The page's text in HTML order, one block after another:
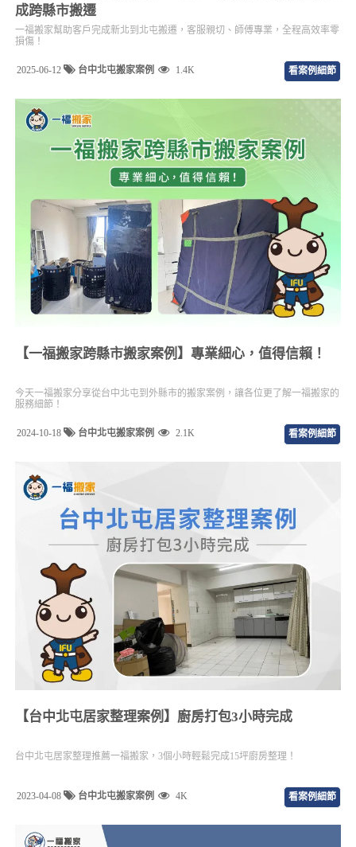
成跨縣市搬遷
一福搬家幫助客戶完成新北到北屯搬遷，客服親切、師傅專業，全程高效率零
損傷！
2025-06-12 台中北屯搬家案例 1.4K 看案例細節
【一福搬家跨縣市搬家案例】專業細心，值得信賴！
今天一福搬家分享從台中北屯到外縣市的搬家案例，讓各位更了解一福搬家的
服務細節！
2024-10-18 台中北屯搬家案例 2.1K 看案例細節
【台中北屯居家整理案例】廚房打包3小時完成
台中北屯居家整理推薦一福搬家，3個小時輕鬆完成15坪廚房整理！
2023-04-08 台中北屯搬家案例 4K 看案例細節